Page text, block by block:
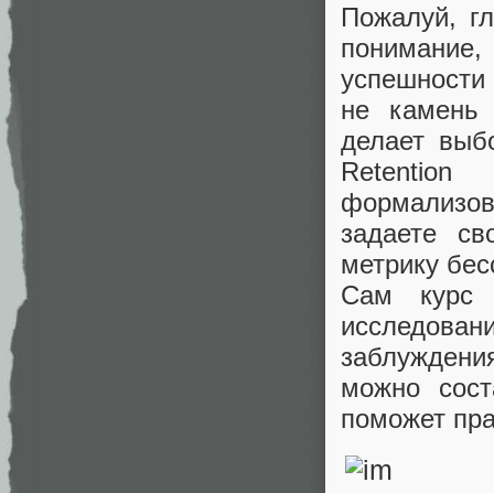
Пожалуй,
не камень
делает
задаете
метрику
Сам курс
можно
поможет